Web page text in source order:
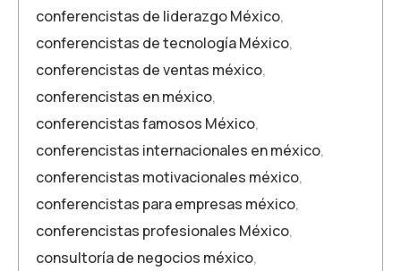
conferencistas de liderazgo México,
conferencistas de tecnología México,
conferencistas de ventas méxico,
conferencistas en méxico,
conferencistas famosos México,
conferencistas internacionales en méxico,
conferencistas motivacionales méxico,
conferencistas para empresas méxico,
conferencistas profesionales México,
consultoría de negocios méxico,